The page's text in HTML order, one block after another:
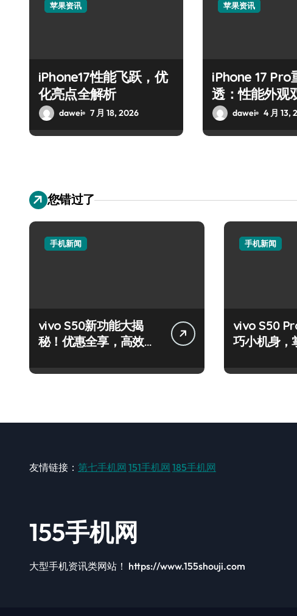
苹果资讯
iPhone17性能飞跃，优
化亮点全解析
dawei 7 月 18, 2026
苹果资讯
iPhone 17 Pro
透：性能外观
dawei 4 月 13,
您错过了
手机新闻
vivo S50新功能大揭
秘！优惠全享，高效玩
手机新闻
vivo S50
巧小机身，
友情链接： 第七手机网 151手机网 185手机网
155手机网
大型手机资讯类网站！ https://www.155shouji.com